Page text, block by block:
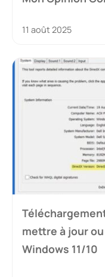
11 août 2025
mettre à jour
Windows 11/10